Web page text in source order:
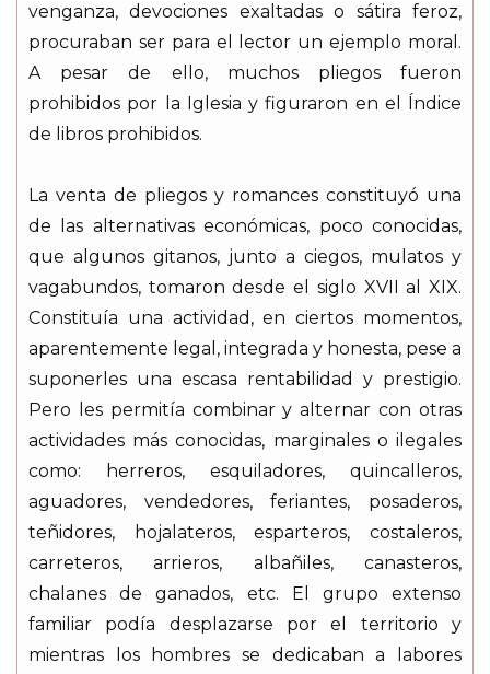
venganza, devociones exaltadas o sátira feroz,
procuraban ser para el lector un ejemplo moral.
A pesar de ello, muchos pliegos fueron
prohibidos por la Iglesia y figuraron en el Índice
de libros prohibidos.
La venta de pliegos y romances constituyó una
de las alternativas económicas, poco conocidas,
que algunos gitanos, junto a ciegos, mulatos y
vagabundos, tomaron desde el siglo XVII al XIX.
Constituía una actividad, en ciertos momentos,
aparentemente legal, integrada y honesta, pese a
suponerles una escasa rentabilidad y prestigio.
Pero les permitía combinar y alternar con otras
actividades más conocidas, marginales o ilegales
como: herreros, esquiladores, quincalleros,
aguadores, vendedores, feriantes, posaderos,
teñidores, hojalateros, esparteros, costaleros,
carreteros, arrieros, albañiles, canasteros,
chalanes de ganados, etc. El grupo extenso
familiar podía desplazarse por el territorio y
mientras los hombres se dedicaban a labores